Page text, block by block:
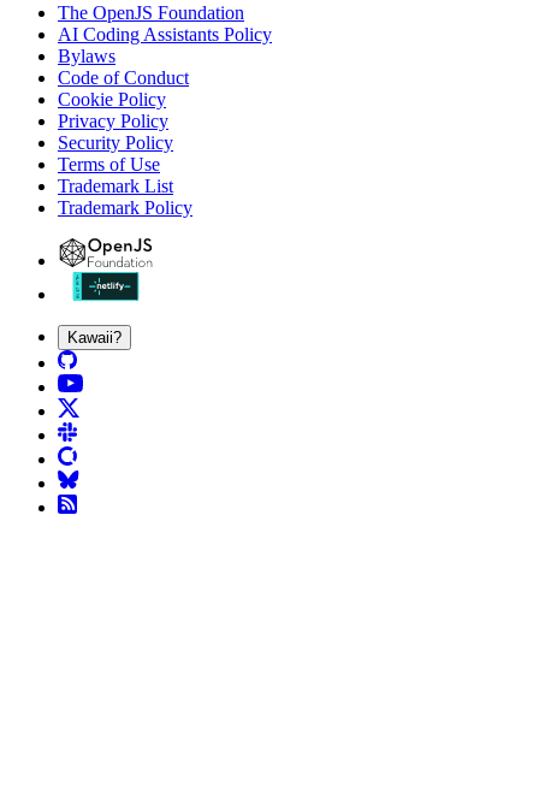
The OpenJS Foundation
AI Coding Assistants Policy
Bylaws
Code of Conduct
Cookie Policy
Privacy Policy
Security Policy
Terms of Use
Trademark List
Trademark Policy
Kawaii?